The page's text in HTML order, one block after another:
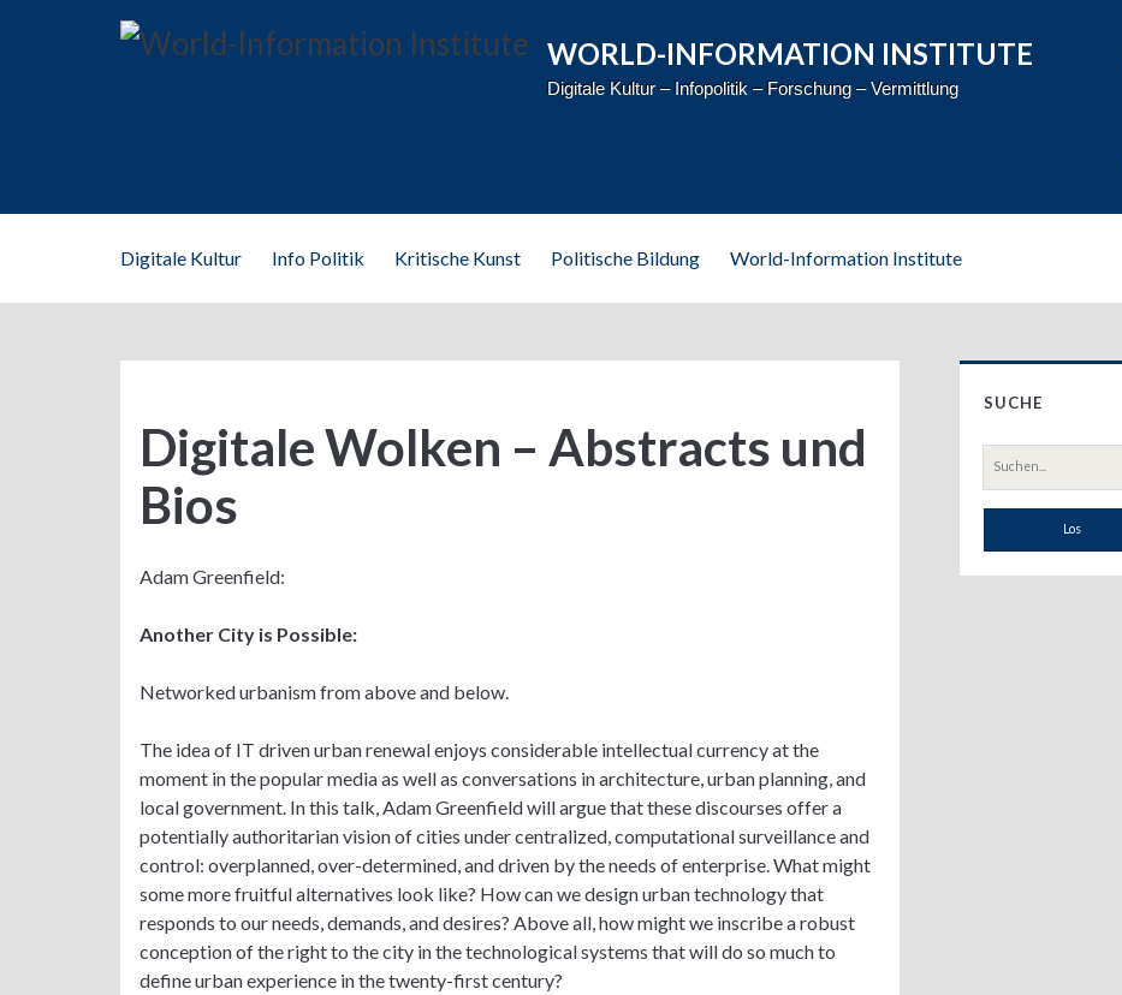
WORLD-INFORMATION INSTITUTE
Digitale Kultur – Infopolitik – Forschung – Vermittlung
Digitale Kultur Info Politik Kritische Kunst Politische Bildung World-Information Institute
Digitale Wolken – Abstracts und
Bios
Adam Greenfield:
Another City is Possible:
Networked urbanism from above and below.
The idea of IT driven urban renewal enjoys considerable intellectual currency at the
moment in the popular media as well as conversations in architecture, urban planning, and
local government. In this talk, Adam Greenfield will argue that these discourses offer a
potentially authoritarian vision of cities under centralized, computational surveillance and
control: overplanned, over-determined, and driven by the needs of enterprise. What might
some more fruitful alternatives look like? How can we design urban technology that
responds to our needs, demands, and desires? Above all, how might we inscribe a robust
conception of the right to the city in the technological systems that will do so much to
define urban experience in the twenty-first century?
Primary
SUCHE
Suche
nach: